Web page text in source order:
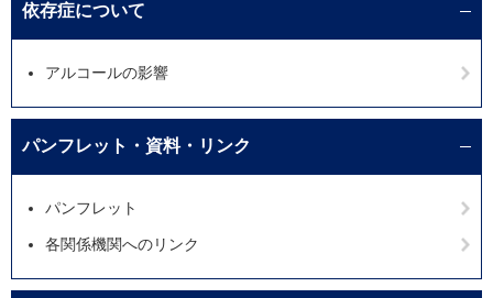
依存症について
アルコールの影響
パンフレット・資料・リンク
パンフレット
各関係機関へのリンク